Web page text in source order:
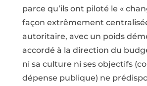
parce qu’ils ont piloté le «
façon extrêmement
autoritaire, avec un poids
accordé à la direction du
ni sa culture ni ses objectifs
dépense publique) ne